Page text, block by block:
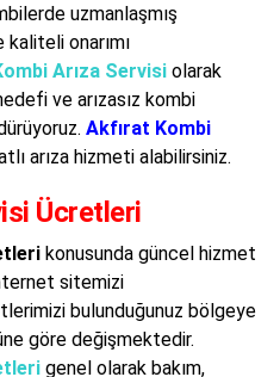
uzmanlaşmış
onarımı
Arıza Servisi olarak
ve arızasız kombi
Akfırat Kombi
arıza hizmeti alabilirsiniz.
Ücretleri
konusunda güncel hizmet
sitemizi
bulunduğunuz bölgeye
göre değişmektedir.
genel olarak bakım,